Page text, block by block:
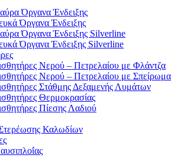
Όργανα Ένδειξης
Όργανα Ένδειξης
Όργανα Ένδειξης Silverline
Όργανα Ένδειξης Silverline
Νερού – Πετρελαίου με Φλάντζα
Νερού – Πετρελαίου με Σπείρωμα
Στάθμης Δεξαμενής Λυμάτων
Θερμοκρασίας
Πίεσης Λαδιού
Καλωδίων